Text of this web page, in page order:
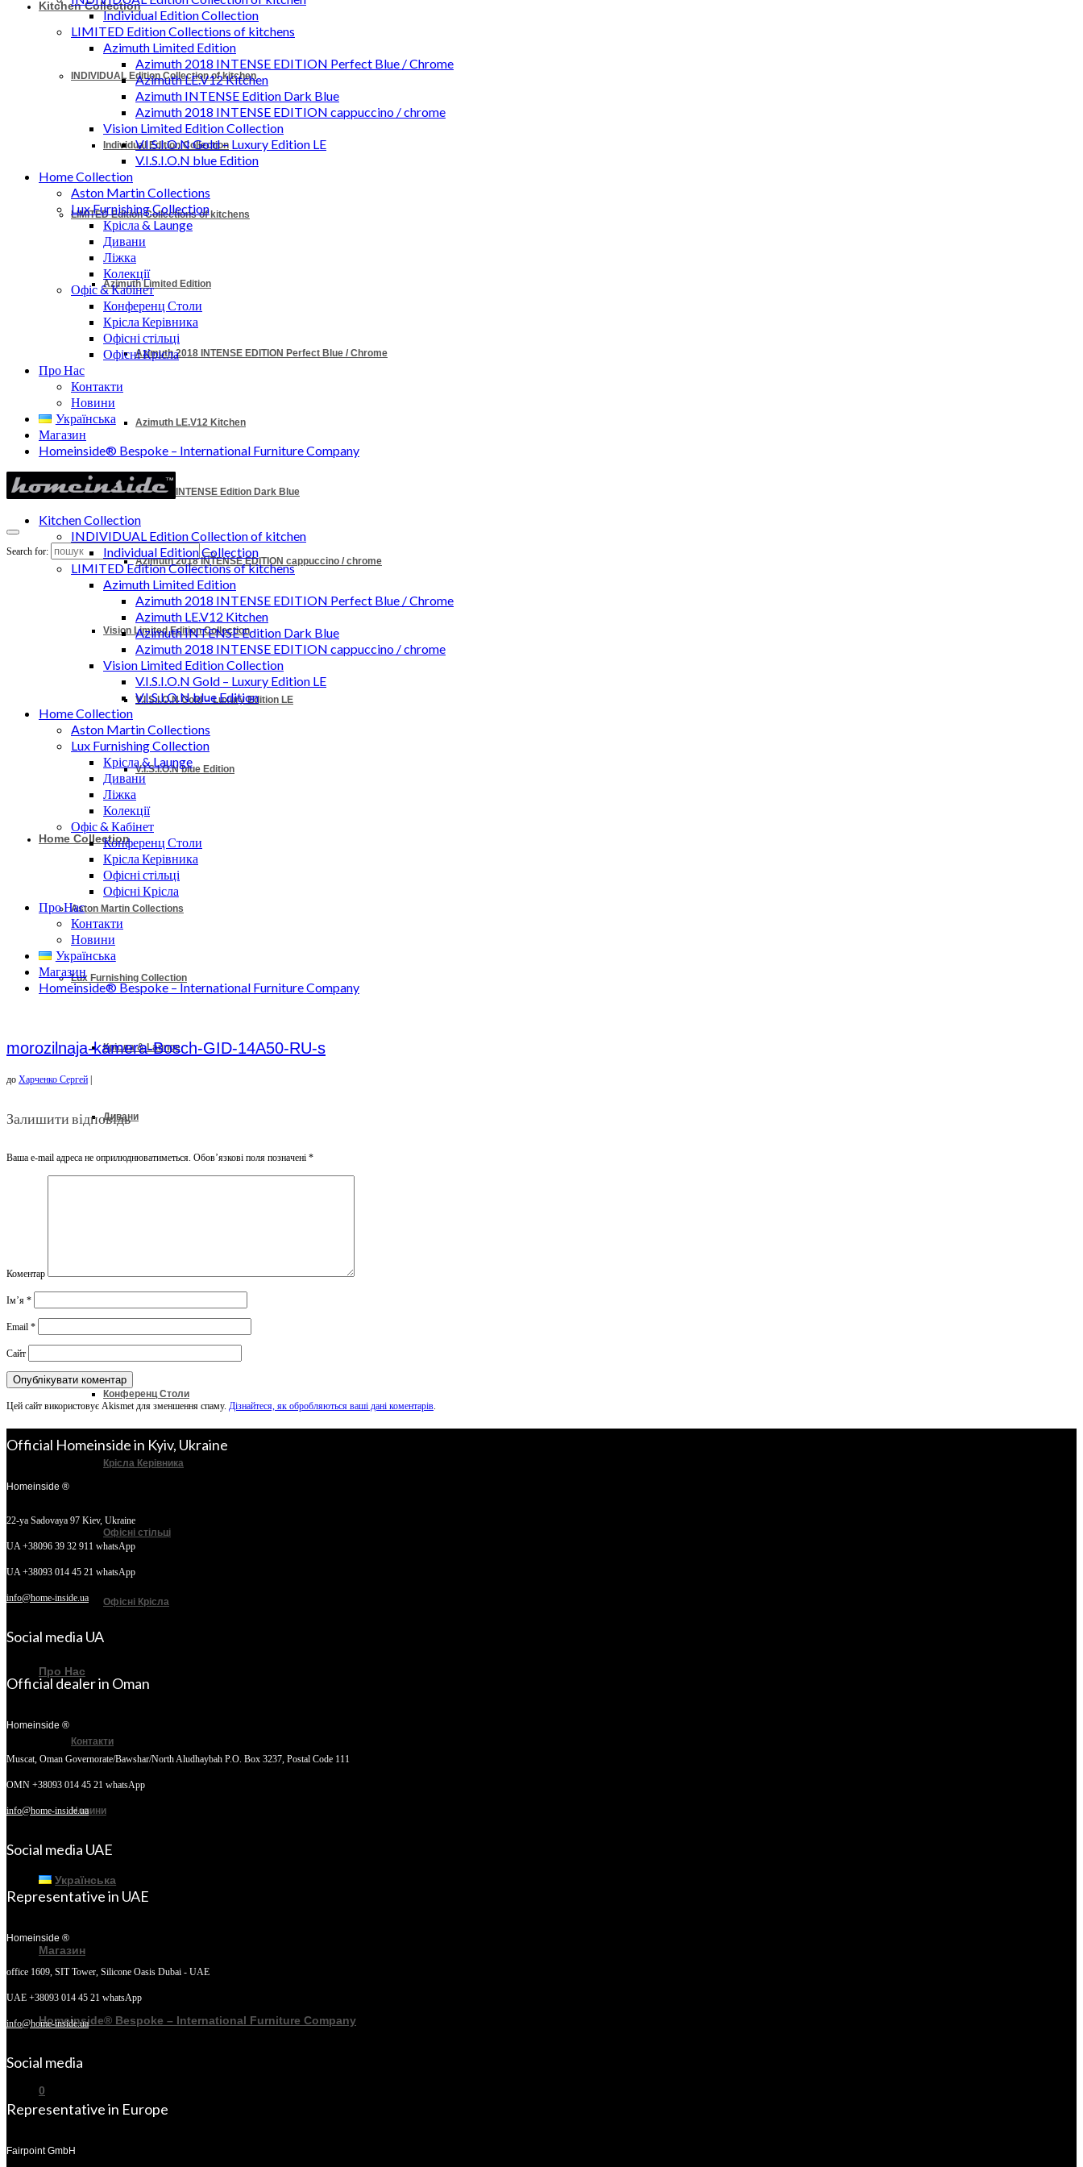
Kitchen Collection
INDIVIDUAL Edition Collection of kitchen
Individual Edition Collection
LIMITED Edition Collections of kitchens
Azimuth Limited Edition
Azimuth 2018 INTENSE EDITION Perfect Blue / Chrome
Azimuth LE.V12 Kitchen
Azimuth INTENSE Edition Dark Blue
Azimuth 2018 INTENSE EDITION cappuccino / chrome
Vision Limited Edition Collection
V.I.S.I.O.N Gold – Luxury Edition LE
V.I.S.I.O.N blue Edition
Home Collection
Aston Martin Collections
Lux Furnishing Collection
Крісла & Launge
Дивани
Конференц Столи
Крісла Керівника
Офісні стільці
Офісні Крісла
Про Нас
Контакти
Новини
Українська
Магазин
Homeinside® Bespoke – International Furniture Company
0
Individual Edition Collection
LIMITED Edition Collections of kitchens
Azimuth Limited Edition
Azimuth 2018 INTENSE EDITION Perfect Blue / Chrome
Azimuth LE.V12 Kitchen
Azimuth INTENSE Edition Dark Blue
Azimuth 2018 INTENSE EDITION cappuccino / chrome
Vision Limited Edition Collection
V.I.S.I.O.N Gold – Luxury Edition LE
V.I.S.I.O.N blue Edition
Home Collection
Aston Martin Collections
Lux Furnishing Collection
Крісла & Launge
Дивани
Ліжка
Колекції
Офіс & Кабінет
Конференц Столи
Крісла Керівника
Офісні стільці
Офісні Крісла
Про Нас
Контакти
Новини
Українська
Магазин
Homeinside® Bespoke – International Furniture Company
Search for:
Kitchen Collection
INDIVIDUAL Edition Collection of kitchen
Individual Edition Collection
LIMITED Edition Collections of kitchens
Azimuth Limited Edition
Azimuth 2018 INTENSE EDITION Perfect Blue / Chrome
Azimuth LE.V12 Kitchen
Azimuth INTENSE Edition Dark Blue
Azimuth 2018 INTENSE EDITION cappuccino / chrome
Vision Limited Edition Collection
V.I.S.I.O.N Gold – Luxury Edition LE
V.I.S.I.O.N blue Edition
Home Collection
Aston Martin Collections
Lux Furnishing Collection
Крісла & Launge
Дивани
Ліжка
Колекції
Офіс & Кабінет
Конференц Столи
Крісла Керівника
Офісні стільці
Офісні Крісла
Про Нас
Контакти
Новини
Українська
Магазин
Homeinside® Bespoke – International Furniture Company
morozilnaja-kamera-Bosch-GID-14A50-RU-s
до Харченко Сергей
Залишити відповідь
Ваша e-mail адреса не оприлюднюватиметься. Обов’язкові поля позначені *
Коментар
Ім’я *
Email *
Сайт
Цей сайт використовує Akismet для зменшення спаму. Дізнайтеся, як обробляються ваші дані коментарів.
Official Homeinside in Kyiv, Ukraine
Homeinside ®
22-ya Sadovaya 97 Kiev, Ukraine
UA +38096 39 32 911 whatsApp
UA +38093 014 45 21 whatsApp
info@home-inside.ua
Social media UA
Official dealer in Oman
Homeinside ®
Muscat, Oman Governorate/Bawshar/North Aludhaybah P.O. Box 3237, Postal Code 111
OMN +38093 014 45 21 whatsApp
info@home-inside.ua
Social media UAE
Representative in UAE
Homeinside ®
office 1609, SIT Tower, Silicone Oasis Dubai - UAE
UAE +38093 014 45 21 whatsApp
info@home-inside.ua
Social media
Representative in Europe
Fairpoint GmbH